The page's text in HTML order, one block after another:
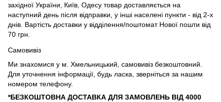
західної України, Київ, Одесу товар доставляється на
наступний день після відправки, у інші населені пункти - від 2-х
днів. Вартість доставки у відділення/поштомат Нової пошти від
70 грн.
Самовивіз
Ми знахомися у м. Хмельницький, самовивіз безкоштовний.
Для уточнення інформації, будь ласка, зверніться за нашим
номером телефону.
*БЕЗКОШТОВНА ДОСТАВКА ДЛЯ ЗАМОВЛЕНЬ ВІД 4000